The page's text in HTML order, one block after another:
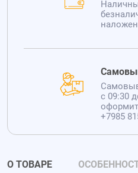
с 09:30
+7985
О ТОВАРЕ